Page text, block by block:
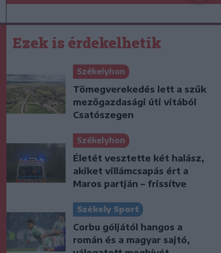
Ezek is érdekelhetik
Székelyhon
Tömegverekedés lett a szűk
mezőgazdasági úti vitából
Csatószegen
Székelyhon
Életét vesztette két halász,
akiket villámcsapás ért a
Maros partján – frissítve
Székely Sport
Corbu góljától hangos a
román és a magyar sajtó,